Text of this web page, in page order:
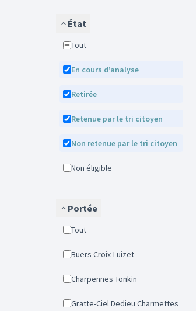
État
Tout
En cours d’analyse
Retirée
Retenue par le tri citoyen
Non retenue par le tri citoyen
Non éligible
Portée
Tout
Buers Croix-Luizet
Charpennes Tonkin
Gratte-Ciel Dedieu Charmettes